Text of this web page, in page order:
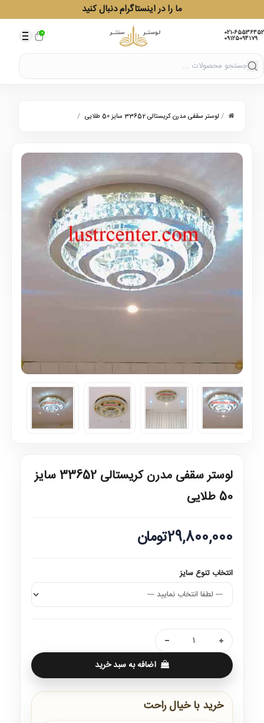
ما را در اینستاگرام دنبال کنید
021-65536452
09125094179
0
/ لوستر سقفی مدرن کریستالی 33652 سایز 50 طلایی /
لوستر سقفی مدرن کریستالی 33652 سایز
50 طلایی
29,800,000تومان
انتخاب تنوع سایز
اضافه به سبد خرید
خرید با خیال راحت